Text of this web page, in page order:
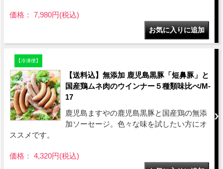
価格： 7,980円(税込)
【冷凍便】
【送料込】無添加 鹿児島黒豚「短鼻豚」と
国産鶏ムネ肉のウインナー５種類味比べ/M-
17
鹿児島ますやの鹿児島黒豚と国産鶏の無添
加ソーセージ。色々な味を試したい方にオ
ススメです。
価格： 4,320円(税込)